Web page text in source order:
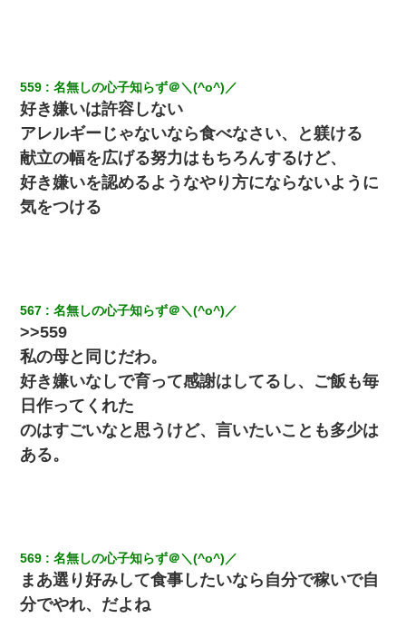
559 名無しの心子知らず＠＼(^o^)／
好き嫌いは許容しない
アレルギーじゃないなら食べなさい、と躾ける
献立の幅を広げる努力はもちろんするけど、
好き嫌いを認めるようなやり方にならないように
気をつける
567 名無しの心子知らず＠＼(^o^)／
>>559
私の母と同じだわ。
好き嫌いなしで育って感謝はしてるし、ご飯も毎
日作ってくれた
のはすごいなと思うけど、言いたいことも多少は
ある。
569 名無しの心子知らず＠＼(^o^)／
まあ選り好みして食事したいなら自分で稼いで自
分でやれ、だよね